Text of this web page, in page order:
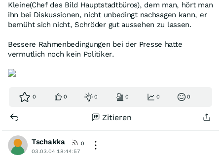
Kleine(Chef des Bild Hauptstadtbüros), dem man, hört man
ihn bei Diskussionen, nicht unbedingt nachsagen kann, er
bemüht sich nicht, Schröder gut aussehen zu lassen.
Bessere Rahmenbedingungen bei der Presse hatte
vermutlich noch kein Politiker.
0 0 0 0 0 0
Zitieren
Tschakka
0
03.03.04 18:44:57